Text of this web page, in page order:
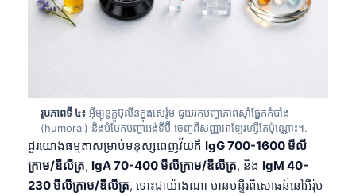
រូបភាពទី ៤៖ អ៊ីម្យូនូក្លូប៊ុលីនក្នុងសេរ៉ូម ជួយរកបញ្ហាភាពស៊ាំផ្នែកកំបាំង
(humoral) និងបំបែកបញ្ហាអង់ទីប៊ី ចេញពីសញ្ញាអាឡែរហ្សីតែប៉ុណ្ណោះ។.
ជួរយោងធម្មតាសម្រាប់មនុស្សពេញវ័យគឺ IgG 700-1600 មីលី
ក្រាម/ឌីលីត្រ, IgA 70-400 មីលីក្រាម/ឌីលីត្រ, និង IgM 40-
230 មីលីក្រាម/ឌីលីត្រ, ទោះជាយ៉ាងណា មានមន្ទីរពិសោធន៍នៅអឺរ៉ុប